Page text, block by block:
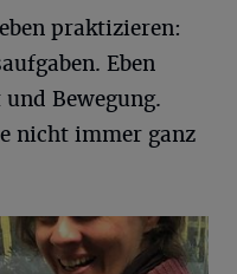
praktizieren:
Eben
Bewegung.
nicht immer ganz